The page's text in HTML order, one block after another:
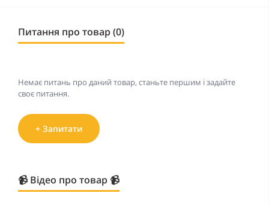
Питання про товар (0)
Немає питань про даний товар, станьте першим і задайте
своє питання.
+ Запитати
📹 Відео про товар 📹